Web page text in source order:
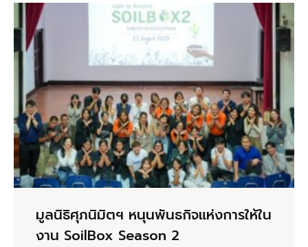
มูลนิธิศุภนิมิตฯ หนุนพันธกิจแห่งการให้ใน
งาน SoilBox Season 2